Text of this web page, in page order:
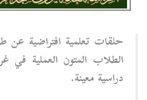
حلقات تعلمية افتراضية عن
الطلاب المتون العملية
دراسية معينة.